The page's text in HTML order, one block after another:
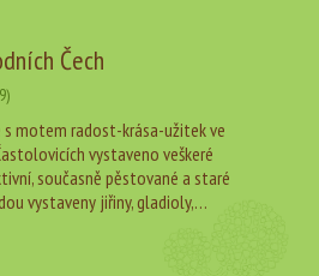
Čech
s motem radost-krása-užitek ve
vystaveno veškeré
současně pěstované a staré
vystaveny jiřiny, gladioly,…